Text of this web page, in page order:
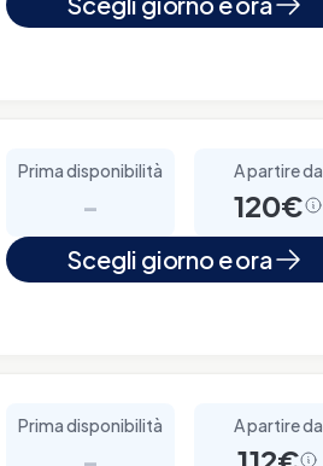
Prima disponibilità
-
A partire da
120€
Scegli giorno e ora
Prima disponibilità A partire da